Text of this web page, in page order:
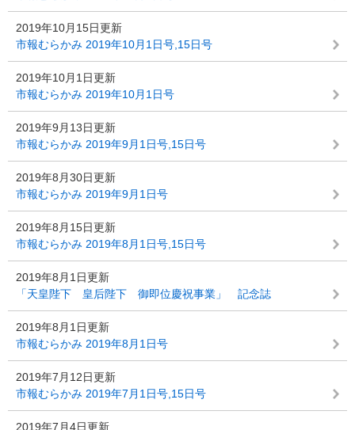
2019年10月15日更新
市報むらかみ 2019年10月1日号,15日号
2019年10月1日更新
市報むらかみ 2019年10月1日号
2019年9月13日更新
市報むらかみ 2019年9月1日号,15日号
2019年8月30日更新
市報むらかみ 2019年9月1日号
2019年8月15日更新
市報むらかみ 2019年8月1日号,15日号
2019年8月1日更新
「天皇陛下 皇后陛下 御即位慶祝事業」 記念誌
2019年8月1日更新
市報むらかみ 2019年8月1日号
2019年7月12日更新
市報むらかみ 2019年7月1日号,15日号
2019年7月4日更新